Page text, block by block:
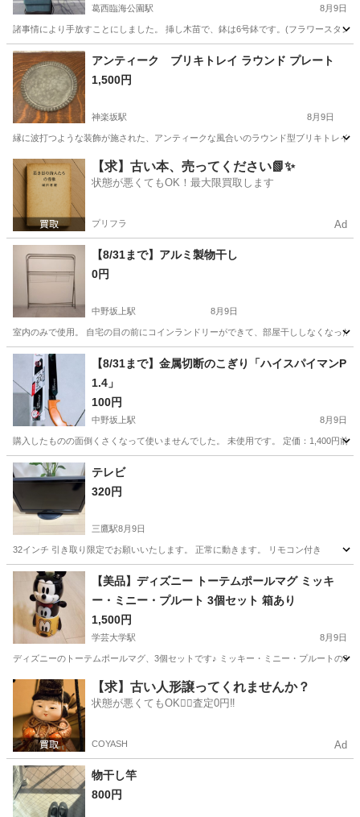
葛西臨海公園駅 8月9日
諸事情により手放すことにしました。 挿し木苗で、鉢は6号鉢です。(フラワースタン
東京 江戸川区 葛西臨海公園駅 家庭用品 バラ
アンティーク ブリキトレイ ラウンド プレート
1,500円
神楽坂駅 8月9日
縁に波打つような装飾が施された、アンティークな風合いのラウンド型ブリキトレイ
東京 新宿区 神楽坂駅 食器
【求】古い本、売ってください📗✨
状態が悪くてもOK！最大限買取します
プリフラ Ad
【8/31まで】アルミ製物干し
0円
中野坂上駅 8月9日
室内のみで使用。 自宅の目の前にコインランドリーができて、部屋干ししなくなっ
東京 中野区 中野坂上駅 洗濯用品
【8/31まで】金属切断のこぎり「ハイスパイマンP
1.4」
100円
中野坂上駅 8月9日
購入したものの面倒くさくなって使いませんでした。 未使用です。 定価：1,400円前
東京 中野区 中野坂上駅
テレビ
320円
三鷹駅8月9日
32インチ 引き取り限定でお願いいたします。 正常に動きます。 リモコン付き
東京 武蔵野市 三鷹駅 家庭用品
【美品】ディズニー トーテムポールマグ ミッキ
ー・ミニー・プルート 3個セット 箱あり
1,500円
学芸大学駅 8月9日
ディズニーのトーテムポールマグ、3個セットです♪ ミッキー・ミニー・プルートの3
東京 目黒区 学芸大学駅 食器
【求】古い人形譲ってくれませんか？
状態が悪くてもOK🙆‍♀️査定0円‼️
COYASH Ad
物干し竿
800円